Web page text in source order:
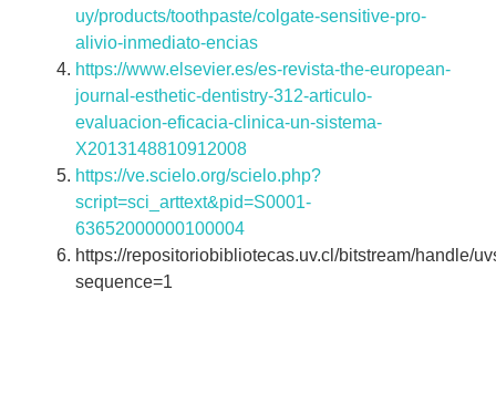
uy/products/toothpaste/colgate-sensitive-pro-
alivio-inmediato-encias
https://www.elsevier.es/es-revista-the-european-
journal-esthetic-dentistry-312-articulo-
evaluacion-eficacia-clinica-un-sistema-
X2013148810912008
https://ve.scielo.org/scielo.php?
script=sci_arttext&pid=S0001-
63652000000100004
https://repositoriobibliotecas.uv.cl/bitstream/handle/
sequence=1